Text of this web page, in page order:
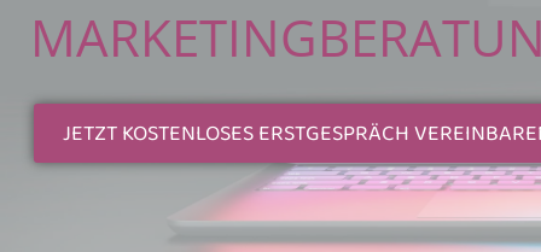
JETZT KOSTENLOSES ERSTGESPRÄCH